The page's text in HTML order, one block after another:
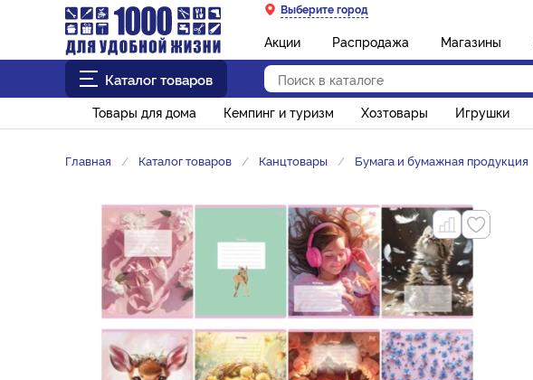
Выберите город
Акции Распродажа Магазины
Каталог товаров
Товары для дома Кемпинг и туризм Хозтовары Игрушки
Главная Каталог товаров Канцтовары Бумага и бумажная продукция